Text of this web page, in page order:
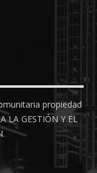
propiedad
LA GESTIÓN Y EL